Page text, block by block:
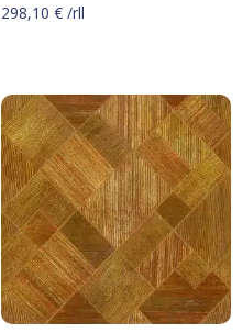
298,10 € /rll